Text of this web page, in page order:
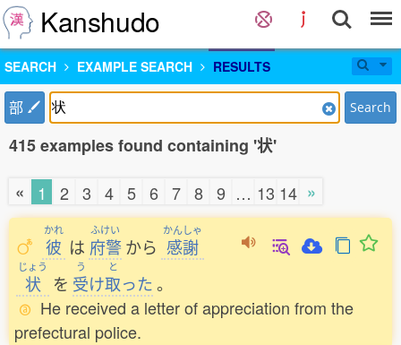
Kanshudo
SEARCH EXAMPLE SEARCH RESULTS
部 Search
415 examples found containing '状'
« 1 2 3 4 5 6 7 8 9 … 13 14 »
かれ
彼 は
ふけい
府警 から
かんしゃ
感謝
じょう
状 を
う
受け
と
取った。
He received a letter of appreciation from the
prefectural police.